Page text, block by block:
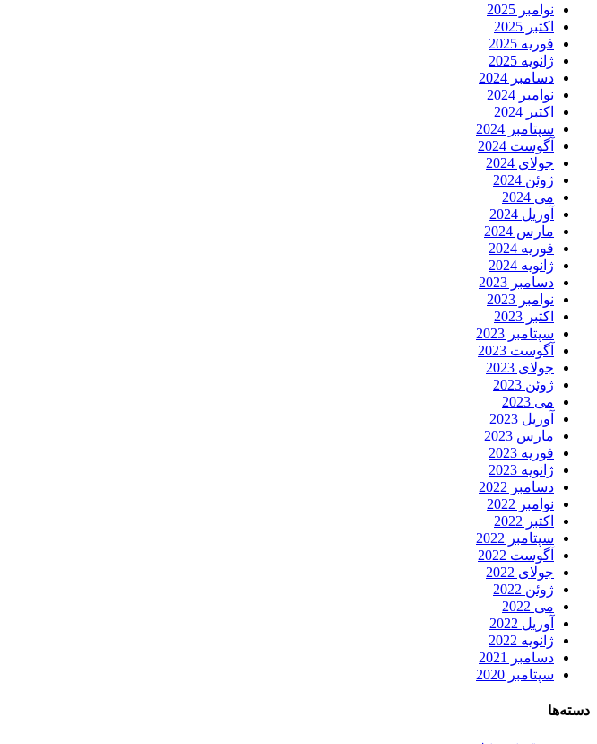
نوامبر 2025
اکتبر 2025
فوریه 2025
ژانویه 2025
دسامبر 2024
نوامبر 2024
اکتبر 2024
سپتامبر 2024
آگوست 2024
جولای 2024
ژوئن 2024
می 2024
آوریل 2024
مارس 2024
فوریه 2024
ژانویه 2024
دسامبر 2023
نوامبر 2023
اکتبر 2023
سپتامبر 2023
آگوست 2023
جولای 2023
ژوئن 2023
می 2023
آوریل 2023
مارس 2023
فوریه 2023
ژانویه 2023
دسامبر 2022
نوامبر 2022
اکتبر 2022
سپتامبر 2022
آگوست 2022
جولای 2022
ژوئن 2022
می 2022
آوریل 2022
ژانویه 2022
دسامبر 2021
سپتامبر 2020
دسته‌ها